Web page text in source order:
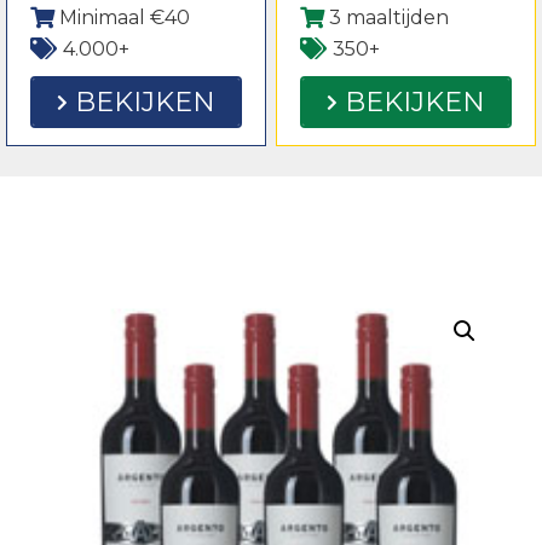
Minimaal €40
4.000+
BEKIJKEN
3 maaltijden
350+
BEKIJKEN